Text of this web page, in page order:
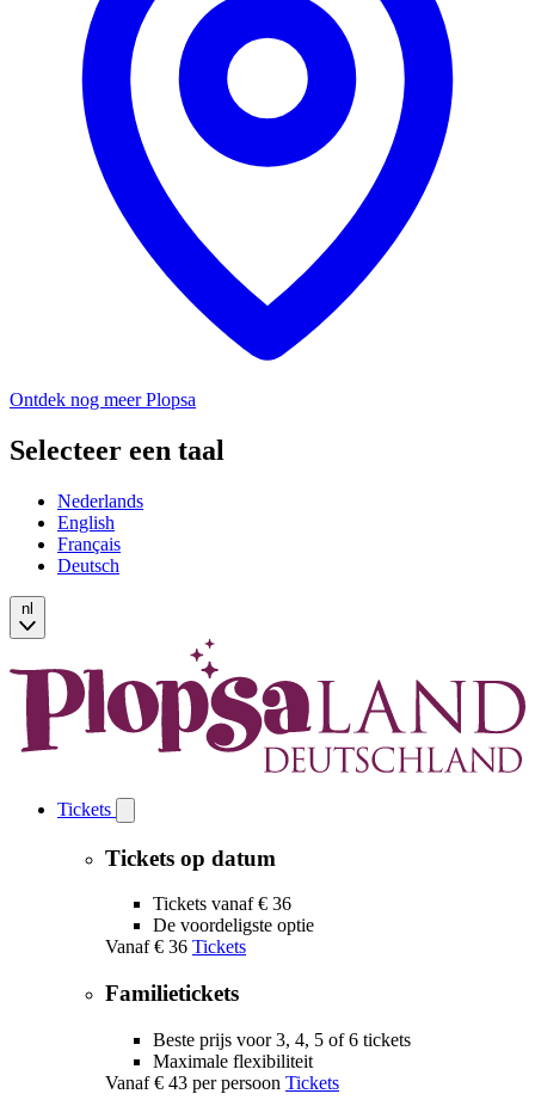
Ontdek nog meer Plopsa
Selecteer een taal
Nederlands
English
Français
Deutsch
nl
Tickets
Tickets
Tickets op datum
Tickets vanaf € 36
De voordeligste optie
Vanaf € 36 Tickets
Familietickets
Beste prijs voor 3, 4, 5 of 6 tickets
Maximale flexibiliteit
Vanaf € 43 per persoon Tickets